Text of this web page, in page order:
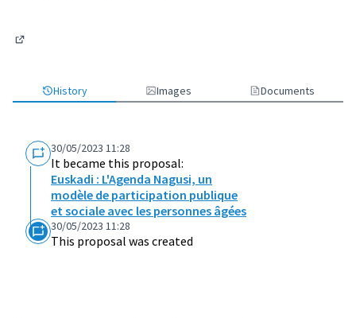
History Images Documents
30/05/2023 11:28
It became this proposal:
Euskadi : L'Agenda Nagusi, un
modèle de participation publique
et sociale avec les personnes âgées
30/05/2023 11:28
This proposal was created